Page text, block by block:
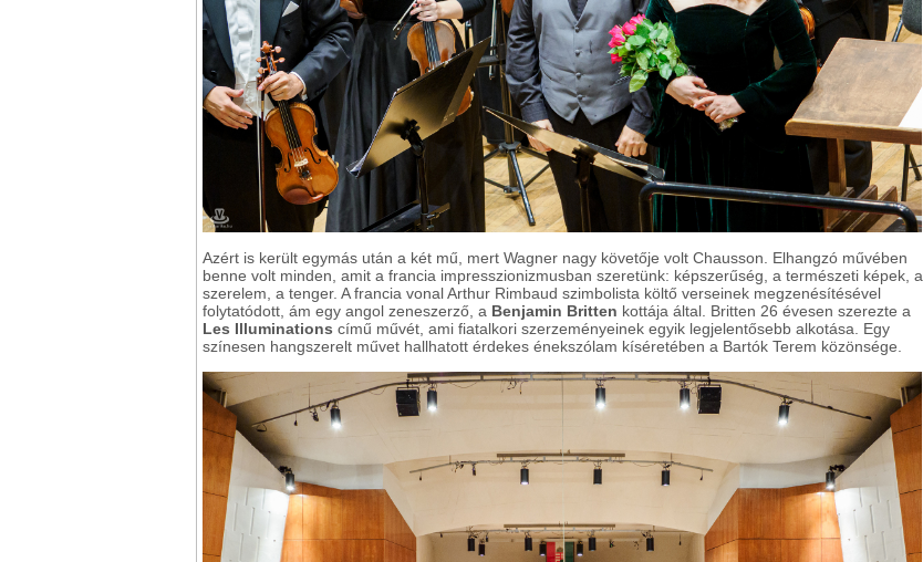
Azért is került egymás után a két mű, mert Wagner nagy követője volt Chausson. Elhangzó művében
benne volt minden, amit a francia impresszionizmusban szeretünk: képszerűség, a természeti képek, a
szerelem, a tenger. A francia vonal Arthur Rimbaud szimbolista költő verseinek megzenésítésével
folytatódott, ám egy angol zeneszerző, a Benjamin Britten kottája által. Britten 26 évesen szerezte a
Les Illuminations című művét, ami fiatalkori szerzeményeinek egyik legjelentősebb alkotása. Egy
színesen hangszerelt művet hallhatott érdekes énekszólam kíséretében a Bartók Terem közönsége.